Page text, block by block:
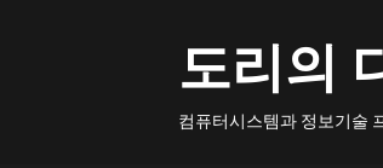
도리의
컴퓨터시스템과 정보기술